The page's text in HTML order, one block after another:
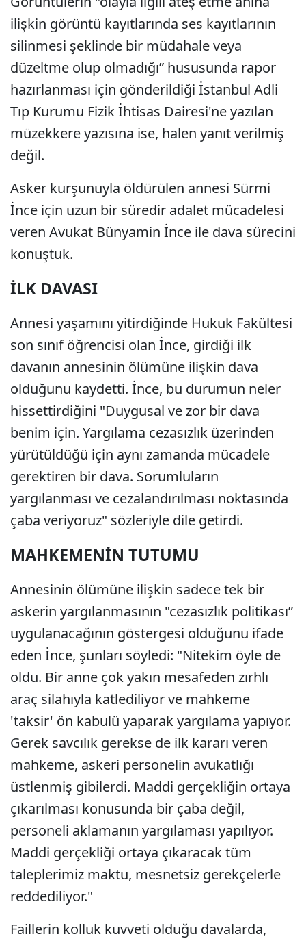
ilişkin görüntü kayıtlarında ses kayıtlarının
silinmesi şeklinde bir müdahale veya
düzeltme olup olmadığı” hususunda rapor
hazırlanması için gönderildiği İstanbul Adli
Tıp Kurumu Fizik İhtisas Dairesi'ne yazılan
müzekkere yazısına ise, halen yanıt verilmiş
değil.
Asker kurşunuyla öldürülen annesi Sürmi
İnce için uzun bir süredir adalet mücadelesi
veren Avukat Bünyamin İnce ile dava sürecini
konuştuk.
İLK DAVASI
Annesi yaşamını yitirdiğinde Hukuk Fakültesi
son sınıf öğrencisi olan İnce, girdiği ilk
davanın annesinin ölümüne ilişkin dava
olduğunu kaydetti. İnce, bu durumun neler
hissettirdiğini "Duygusal ve zor bir dava
benim için. Yargılama cezasızlık üzerinden
yürütüldüğü için aynı zamanda mücadele
gerektiren bir dava. Sorumluların
yargılanması ve cezalandırılması noktasında
çaba veriyoruz" sözleriyle dile getirdi.
MAHKEMENİN TUTUMU
Annesinin ölümüne ilişkin sadece tek bir
askerin yargılanmasının "cezasızlık politikası”
uygulanacağının göstergesi olduğunu ifade
eden İnce, şunları söyledi: "Nitekim öyle de
oldu. Bir anne çok yakın mesafeden zırhlı
araç silahıyla katlediliyor ve mahkeme
'taksir' ön kabulü yaparak yargılama yapıyor.
Gerek savcılık gerekse de ilk kararı veren
mahkeme, askeri personelin avukatlığı
üstlenmiş gibilerdi. Maddi gerçekliğin ortaya
çıkarılması konusunda bir çaba değil,
personeli aklamanın yargılaması yapılıyor.
Maddi gerçekliği ortaya çıkaracak tüm
taleplerimiz maktu, mesnetsiz gerekçelerle
reddediliyor."
Faillerin kolluk kuvveti olduğu davalarda,